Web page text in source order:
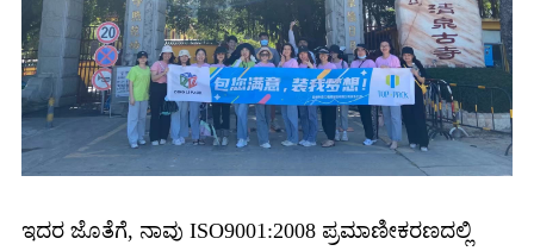
ಇದರ ಜೊತೆಗೆ, ನಾವು ISO9001:2008 ಪ್ರಮಾಣೀಕರಣದಲ್ಲಿ